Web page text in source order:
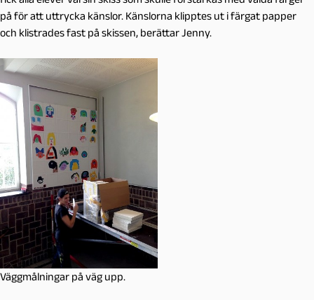
på för att uttrycka känslor. Känslorna klipptes ut i färgat papper
och klistrades fast på skissen, berättar Jenny.
Väggmålningar på väg upp.